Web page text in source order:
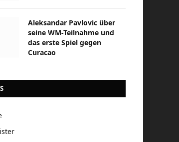
Aleksandar Pavlovic über
seine WM-Teilnahme und
das erste Spiel gegen
Curacao